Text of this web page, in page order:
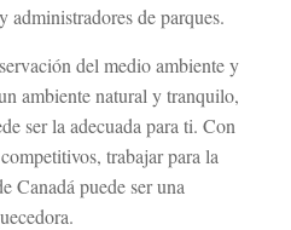
administradores de parques.
del medio ambiente y
ambiente natural y tranquilo,
ser la adecuada para ti. Con
trabajar para la
Canadá puede ser una